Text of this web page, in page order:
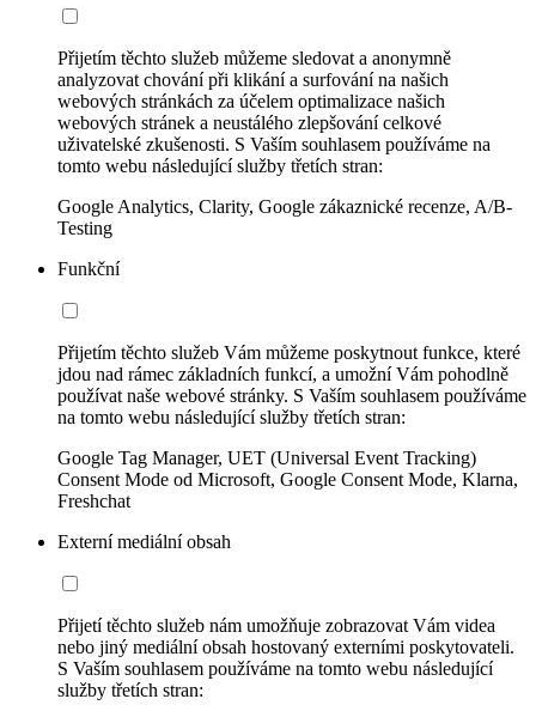
Přijetím těchto služeb můžeme sledovat a anonymně
analyzovat chování při klikání a surfování na našich
webových stránkách za účelem optimalizace našich
webových stránek a neustálého zlepšování celkové
uživatelské zkušenosti. S Vaším souhlasem používáme na
tomto webu následující služby třetích stran:
Google Analytics, Clarity, Google zákaznické recenze, A/B-
Testing
Funkční
Přijetím těchto služeb Vám můžeme poskytnout funkce, které
jdou nad rámec základních funkcí, a umožní Vám pohodlně
používat naše webové stránky. S Vaším souhlasem používáme
na tomto webu následující služby třetích stran:
Google Tag Manager, UET (Universal Event Tracking)
Consent Mode od Microsoft, Google Consent Mode, Klarna,
Freshchat
Externí mediální obsah
Přijetí těchto služeb nám umožňuje zobrazovat Vám videa
nebo jiný mediální obsah hostovaný externími poskytovateli.
S Vaším souhlasem používáme na tomto webu následující
služby třetích stran: